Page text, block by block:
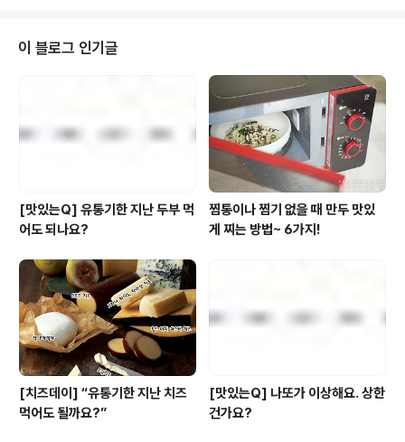
외보 2005년 가을호에서 발췌하였습니다. posted by 풀반장
이 블로그 인기글
[맛있는Q] 유통기한 지난 두부 먹
어도 되나요?
찜통이나 찜기 없을 때 만두 맛있
게 찌는 방법~ 6가지!
[치즈데이] “유통기한 지난 치즈
먹어도 될까요?”
[맛있는Q] 나또가 이상해요. 상한
건가요?